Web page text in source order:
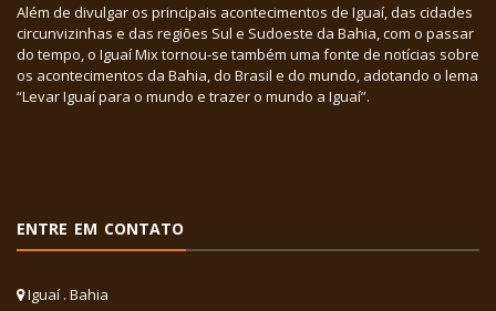
Além de divulgar os principais acontecimentos de Iguaí, das cidades
circunvizinhas e das regiões Sul e Sudoeste da Bahia, com o passar
do tempo, o Iguaí Mix tornou-se também uma fonte de notícias sobre
os acontecimentos da Bahia, do Brasil e do mundo, adotando o lema
“Levar Iguaí para o mundo e trazer o mundo a Iguaí”.
ENTRE EM CONTATO
Iguaí . Bahia